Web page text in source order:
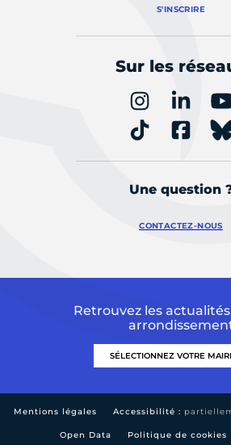
S'INSCRIRE
Sur les
Une question
CONTACTEZ-NOUS
Retrouvez les
Mentions légales Accessibilité :
Open Data Politique de cookies